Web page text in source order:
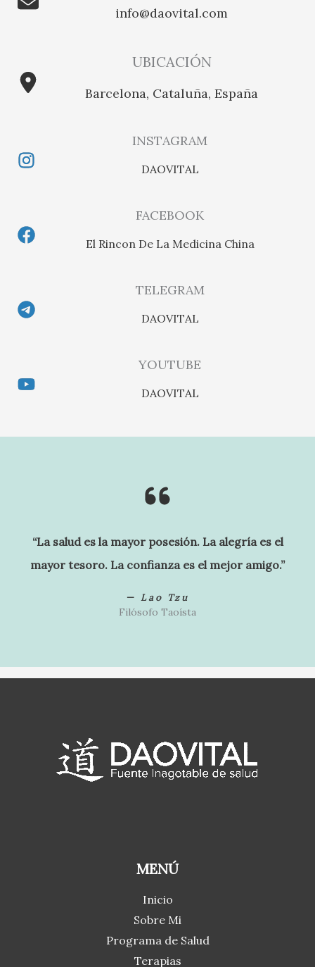
info@daovital.com
UBICACIÓN
Barcelona, Cataluña, España
INSTAGRAM
DAOVITAL
FACEBOOK
El Rincon De La Medicina China
TELEGRAM
DAOVITAL
YOUTUBE
DAOVITAL
“La salud es la mayor posesión. La alegría es el
mayor tesoro. La confianza es el mejor amigo.”
— Lao Tzu
Filósofo Taoísta
MENÚ
Inicio
Sobre Mi
Programa de Salud
Terapias